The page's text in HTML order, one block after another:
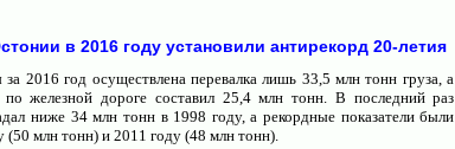
в 2016 году установили антирекорд 20-летия
за 2016 год осуществлена перевалка лишь 33,5 млн тонн груза, а
по железной дороге составил 25,4 млн тонн. В последний раз
ниже 34 млн тонн в 1998 году, а рекордные показатели были
(50 млн тонн) и 2011 году (48 млн тонн).